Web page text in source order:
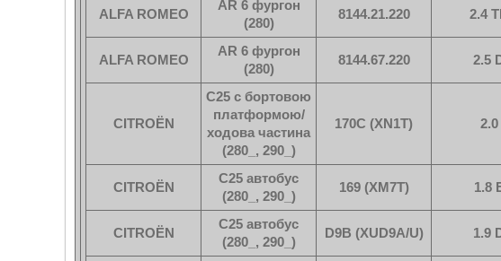
ALFA ROMEO
AR 6 фургон
(280)
8144.21.220 2.4
ALFA ROMEO
AR 6 фургон
(280)
8144.67.220 2.5
CITROËN
C25 c бортовою
платформою/
ходова частина
(280_, 290_)
170C (XN1T) 2.0
CITROËN
C25 автобус
(280_, 290_)
169 (XM7T) 1.8
CITROËN
C25 автобус
(280_, 290_)
D9B (XUD9A/U) 1.9